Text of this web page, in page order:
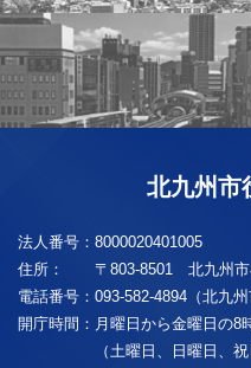
北九州市
法人番号： 8000020401005
住所：
〒803-8501 北九州
電話番号： 093-582-4894（北九
開庁時間： 月曜日から金曜日の8
（土曜日、日曜日、